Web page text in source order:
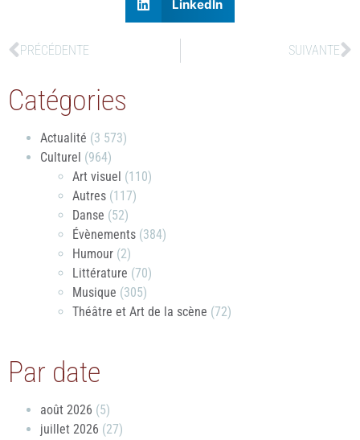
LinkedIn
PRÉCÉDENTE SUIVANTE
Catégories
Actualité (3 573)
Culturel (964)
Art visuel (110)
Autres (117)
Danse (52)
Évènements (384)
Humour (2)
Littérature (70)
Musique (305)
Théâtre et Art de la scène (72)
Par date
août 2026 (5)
juillet 2026 (27)